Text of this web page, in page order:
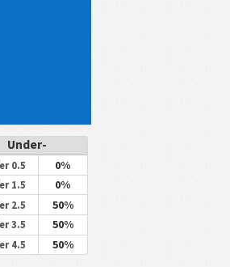
Under-
0.5 0%
1.5 0%
2.5 50%
3.5 50%
4.5 50%